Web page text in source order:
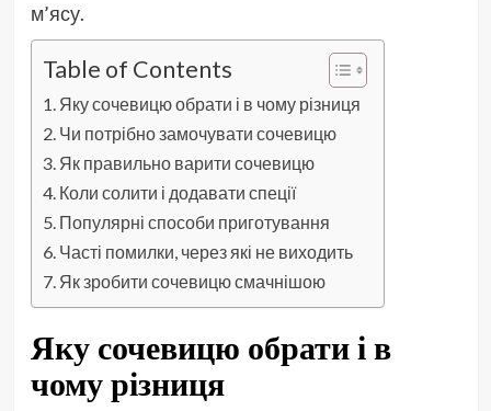
м’ясу.
Table of Contents
Яку сочевицю обрати і в чому різниця
Чи потрібно замочувати сочевицю
Як правильно варити сочевицю
Коли солити і додавати спеції
Популярні способи приготування
Часті помилки, через які не виходить
Як зробити сочевицю смачнішою
Яку сочевицю обрати і в
чому різниця